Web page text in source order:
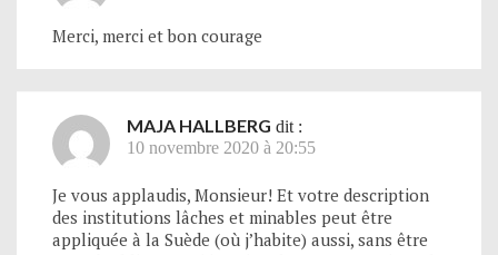
Merci, merci et bon courage
MAJA HALLBERG dit :
10 novembre 2020 à 20:55
Je vous applaudis, Monsieur! Et votre description
des institutions lâches et minables peut être
appliquée à la Suède (où j’habite) aussi, sans être